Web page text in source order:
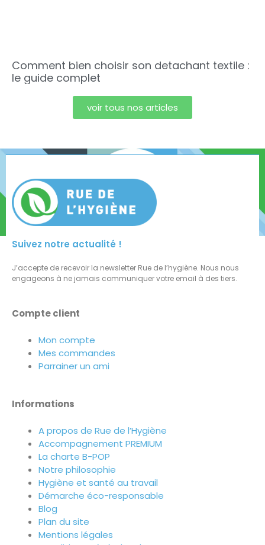
Comment bien choisir son detachant textile :
le guide complet
voir tous nos articles
Suivez notre actualité !
J’accepte de recevoir la newsletter Rue de l’hygiène. Nous nous
engageons à ne jamais communiquer votre email à des tiers.
Compte client
Mon compte
Mes commandes
Parrainer un ami
Informations
A propos de Rue de l’Hygiène
Accompagnement PREMIUM
La charte B-POP
Notre philosophie
Hygiène et santé au travail
Démarche éco-responsable
Blog
Plan du site
Mentions légales